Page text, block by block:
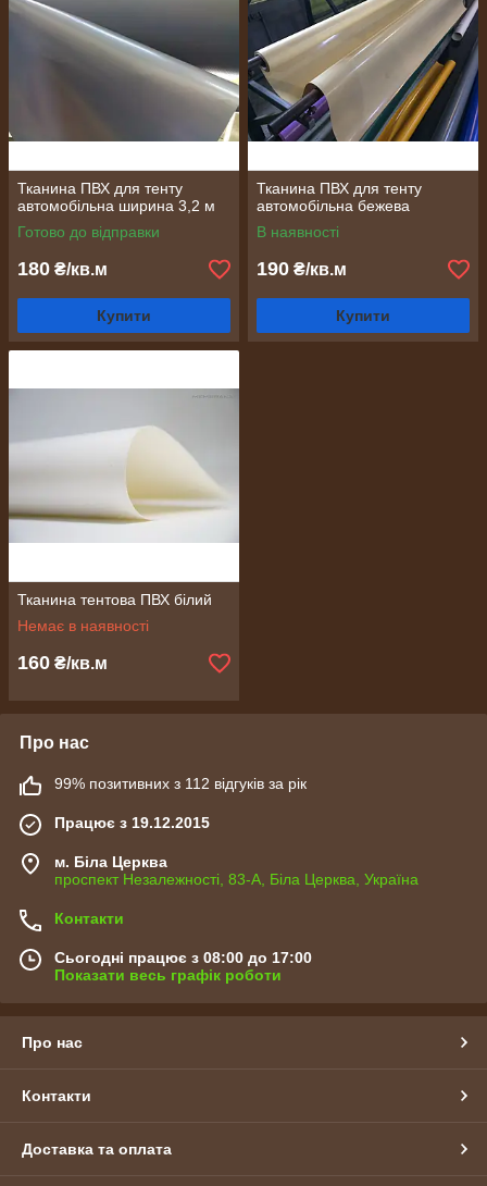
Тканина ПВХ для тенту
автомобільна ширина 3,2 м
Готово до відправки
180 ₴/кв.м
Купити
Тканина ПВХ для тенту
автомобільна бежева
В наявності
190 ₴/кв.м
Купити
Тканина тентова ПВХ білий
Немає в наявності
160 ₴/кв.м
Про нас
99% позитивних з 112 відгуків за рік
Працює з 19.12.2015
м. Біла Церква
проспект Незалежності, 83-А, Біла Церква, Україна
Контакти
Сьогодні працює з 08:00 до 17:00
Показати весь графік роботи
Про нас
Контакти
Доставка та оплата